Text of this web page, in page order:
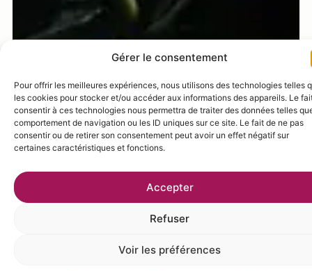
Gérer le consentement
Pour offrir les meilleures expériences, nous utilisons des technologies telles
les cookies pour stocker et/ou accéder aux informations des appareils. Le
consentir à ces technologies nous permettra de traiter des données telles
comportement de navigation ou les ID uniques sur ce site. Le fait de ne pas
consentir ou de retirer son consentement peut avoir un effet négatif sur
certaines caractéristiques et fonctions.
Accepter
Refuser
Voir les préférences